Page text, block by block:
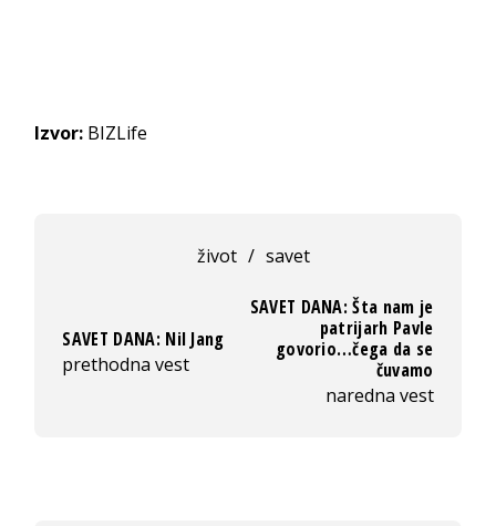
Izvor: BIZLife
život / savet
SAVET DANA: Nil Jang
prethodna vest
SAVET DANA: Šta nam je
patrijarh Pavle
govorio…čega da se
čuvamo
naredna vest